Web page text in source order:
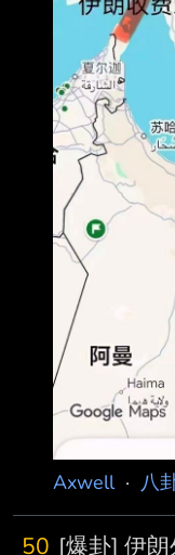
Axwell· 八
50 [爆卦] 伊